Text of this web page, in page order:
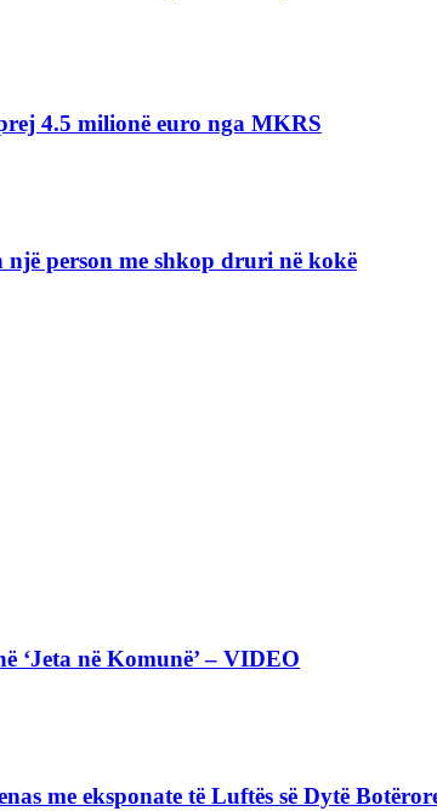
4.5 milionë euro nga MKRS
një person me shkop druri në kokë
‘Jeta në Komunë’ – VIDEO
me eksponate të Luftës së Dytë